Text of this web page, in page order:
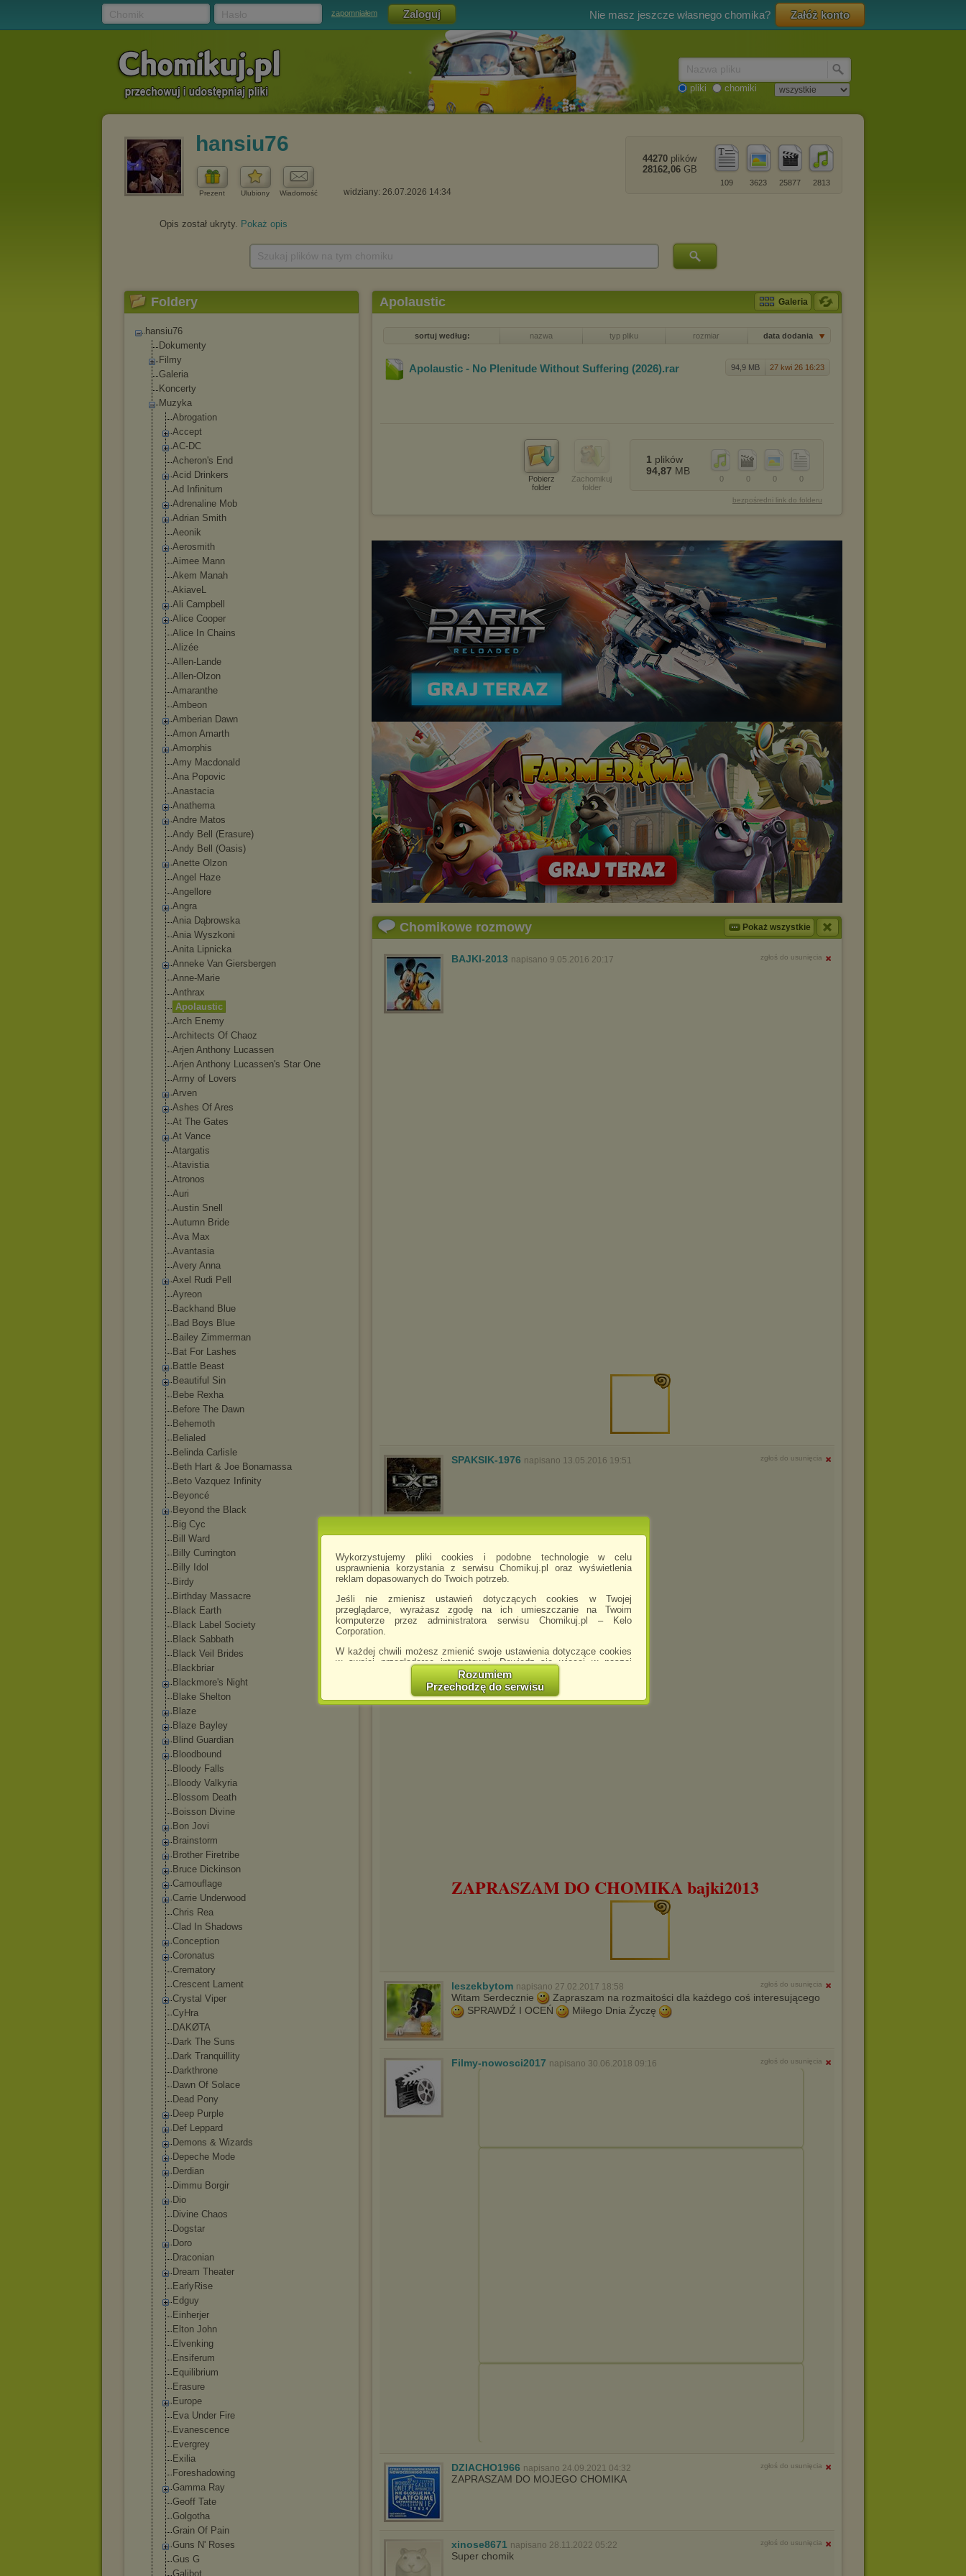
Wykorzystujemy pliki cookies i podobne technologie w celu
usprawnienia korzystania z serwisu Chomikuj.pl oraz wyświetlenia
reklam dopasowanych do Twoich potrzeb.
Jeśli nie zmienisz ustawień dotyczących cookies w Twojej
przeglądarce, wyrażasz zgodę na ich umieszczanie na Twoim
komputerze przez administratora serwisu Chomikuj.pl – Kelo
Corporation.
W każdej chwili możesz zmienić swoje ustawienia dotyczące cookies
w swojej przeglądarce internetowej. Dowiedz się więcej w naszej
http://chomikuj.pl/PolitykaPrywatnosci.aspx
Jednocześnie informujemy że zmiana ustawień przeglądarki może
spowodować ograniczenie korzystania ze strony Chomikuj.pl.
Pełną informację na ten temat znajdziesz pod adresem
Rozumiem
Przechodzę do serwisu
zapomniałem Nie masz jeszcze własnego chomika? Załóż konto
pliki chomiki
hansiu76
Prezent Ulubiony Wiadomość widziany: 26.07.2026 14:34
2813
25877
3623
109
44270 plików
28162,06 GB
Opis został ukryty. Pokaż opis
Foldery
hansiu76
Dokumenty
Filmy
Galeria
Koncerty
Muzyka
Abrogation
Accept
AC-DC
Acheron's End
Acid Drinkers
Ad Infinitum
Adrenaline Mob
Adrian Smith
Aeonik
Aerosmith
Aimee Mann
Akem Manah
AkiaveL
Ali Campbell
Alice Cooper
Alice In Chains
Alizée
Allen-Lande
Allen-Olzon
Amaranthe
Ambeon
Amberian Dawn
Amon Amarth
Amorphis
Amy Macdonald
Ana Popovic
Anastacia
Anathema
Andre Matos
Andy Bell (Erasure)
Andy Bell (Oasis)
Anette Olzon
Angel Haze
Angellore
Angra
Ania Dąbrowska
Ania Wyszkoni
Anita Lipnicka
Anneke Van Giersbergen
Anne-Marie
Anthrax
Apolaustic
Arch Enemy
Architects Of Chaoz
Arjen Anthony Lucassen
Arjen Anthony Lucassen's Star One
Army of Lovers
Arven
Ashes Of Ares
At The Gates
At Vance
Atargatis
Atavistia
Atronos
Auri
Austin Snell
Autumn Bride
Ava Max
Avantasia
Avery Anna
Axel Rudi Pell
Ayreon
Backhand Blue
Bad Boys Blue
Bailey Zimmerman
Bat For Lashes
Battle Beast
Beautiful Sin
Bebe Rexha
Before The Dawn
Behemoth
Belialed
Belinda Carlisle
Beth Hart & Joe Bonamassa
Beto Vazquez Infinity
Beyoncé
Beyond the Black
Big Cyc
Bill Ward
Billy Currington
Billy Idol
Birdy
Birthday Massacre
Black Earth
Black Label Society
Black Sabbath
Black Veil Brides
Blackbriar
Blackmore's Night
Blake Shelton
Blaze
Blaze Bayley
Blind Guardian
Bloodbound
Bloody Falls
Bloody Valkyria
Blossom Death
Boisson Divine
Bon Jovi
Brainstorm
Brother Firetribe
Bruce Dickinson
Camouflage
Carrie Underwood
Chris Rea
Clad In Shadows
Conception
Coronatus
Crematory
Crescent Lament
Crystal Viper
CyHra
DAKØTA
Dark The Suns
Dark Tranquillity
Darkthrone
Dawn Of Solace
Dead Pony
Deep Purple
Def Leppard
Demons & Wizards
Depeche Mode
Derdian
Dimmu Borgir
Dio
Divine Chaos
Dogstar
Doro
Draconian
Dream Theater
EarlyRise
Edguy
Einherjer
Elton John
Elvenking
Ensiferum
Equilibrium
Erasure
Europe
Eva Under Fire
Evanescence
Evergrey
Exilia
Foreshadowing
Gamma Ray
Geoff Tate
Golgotha
Grain Of Pain
Guns N' Roses
Gus G
Gаlibоt
Apolaustic Galeria
sortuj według: nazwa typ pliku rozmiar data dodania
94,9 MB 27 kwi 26 16:23
Apolaustic - No Plenitude Without Suffering (2026).rar
Pobierz
folder
Zachomikuj
folder
0
0
0
0
1 plików
94,87 MB
bezpośredni link do folderu
Chomikowe rozmowy Pokaż wszystkie
BAJKI-2013 napisano 9.05.2016 20:17 zgłoś do usunięcia
SPAKSIK-1976 napisano 13.05.2016 19:51 zgłoś do usunięcia
ZAPRASZAM DO CHOMIKA bajki2013
leszekbytom napisano 27.02.2017 18:58 zgłoś do usunięcia
Witam Serdecznie
Zapraszam na rozmaitości dla każdego coś interesującego
SPRAWDŹ I OCEŃ
Miłego Dnia Życzę
Filmy-nowosci2017 napisano 30.06.2018 09:16 zgłoś do usunięcia
DZIACHO1966 napisano 24.09.2021 04:32 zgłoś do usunięcia
ZAPRASZAM DO MOJEGO CHOMIKA
xinose8671 napisano 28.11.2022 05:22 zgłoś do usunięcia
Super chomik